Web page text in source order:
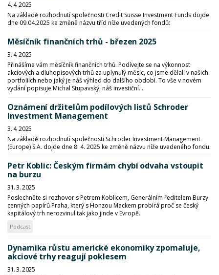
4. 4. 2025
Na základě rozhodnutí společnosti Credit Suisse Investment Funds dojde
dne 09.04.2025 ke změně názvu tříd níže uvedených fondů:
Měsíčník finančních trhů - březen 2025
3. 4. 2025
Přinášíme vám měsíčník finančních trhů. Podívejte se na výkonnost
akciových a dluhopisových trhů za uplynulý měsíc, co jsme dělali v našich
portfoliích nebo jaký je náš výhled do dalšího období. To vše v novém
vydání popisuje Michal Stupavský, náš investiční...
Oznámení držitelům podílových listů Schroder
Investment Management
3. 4. 2025
Na základě rozhodnutí společnosti Schroder Investment Management
(Europe) S.A. dojde dne 8. 4. 2025 ke změně názvu níže uvedeného fondu.
Petr Koblic: Českým firmám chybí odvaha vstoupit
na burzu
31. 3. 2025
Poslechněte si rozhovor s Petrem Koblicem, Generálním ředitelem Burzy
cenných papírů Praha, který s Honzou Mackem probírá proč se český
kapitálový trh nerozvinul tak jako jinde v Evropě.
Podcast
Dynamika růstu americké ekonomiky zpomaluje,
akciové trhy reagují poklesem
31. 3. 2025